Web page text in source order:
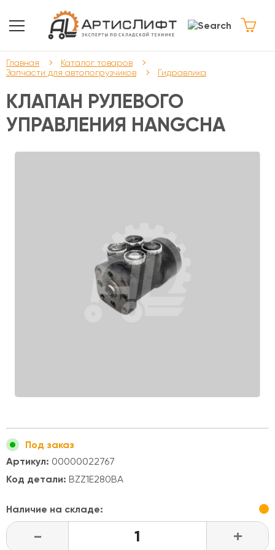
Главная
Каталог товаров
Запчасти для автопогрузчиков
Гидравлика
КЛАПАН РУЛЕВОГО
УПРАВЛЕНИЯ HANGCHA
Под заказ
Артикул: 00000022767
Код детали: BZZ1E280BA
Наличие на складе:
- +